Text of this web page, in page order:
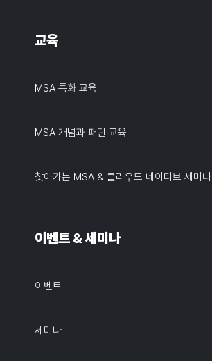
교육
MSA 특화 교육
MSA 개념과 패턴 교육
찾아가는 MSA & 클라우드 네이티브 세미나
이벤트 & 세미나
이벤트
세미나